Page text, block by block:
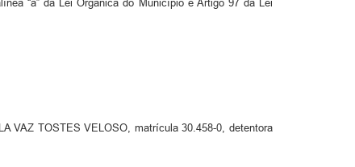
“a” da Lei Orgânica do Município e Artigo 97 da Lei
VAZ TOSTES VELOSO, matrícula 30.458-0, detentora